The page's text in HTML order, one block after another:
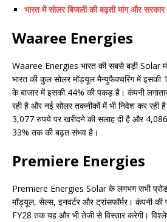
भारत में सोलर बिजली की बढ़ती मांग और सरकार
Waaree Energies
Waaree Energies भारत की सबसे बड़ी Solar
भारत की कुल सोलर मॉड्यूल मैन्युफैक्चरिंग में इसकी
के बाजार में इसकी 44% की पकड़ है। कंपनी
रही है और नई सोलर तकनीकों में भी निवेश कर रही
3,077 रुपये पर खरीदने की सलाह दी है और 4,086
33% तक की बढ़त संभव है।
Premiere Energies
Premiere Energies Solar के लगभग सभी
मॉड्यूल, सेल्स, इनवर्टर और ट्रांसफॉर्मर। कंपनी की
FY28 तक यह और भी तेजी से विस्तार करेगी।